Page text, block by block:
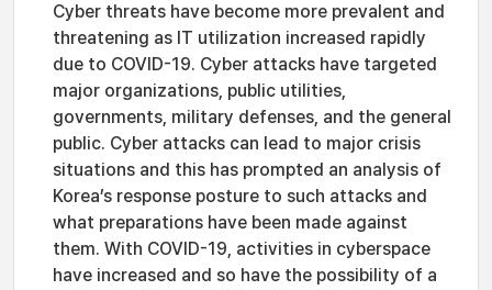
Cyber threats have become more prevalent and
threatening as IT utilization increased rapidly
due to COVID-19. Cyber attacks have targeted
major organizations, public utilities,
governments, military defenses, and the general
public. Cyber attacks can lead to major crisis
situations and this has prompted an analysis of
Korea’s response posture to such attacks and
what preparations have been made against
them. With COVID-19, activities in cyberspace
have increased and so have the possibility of a